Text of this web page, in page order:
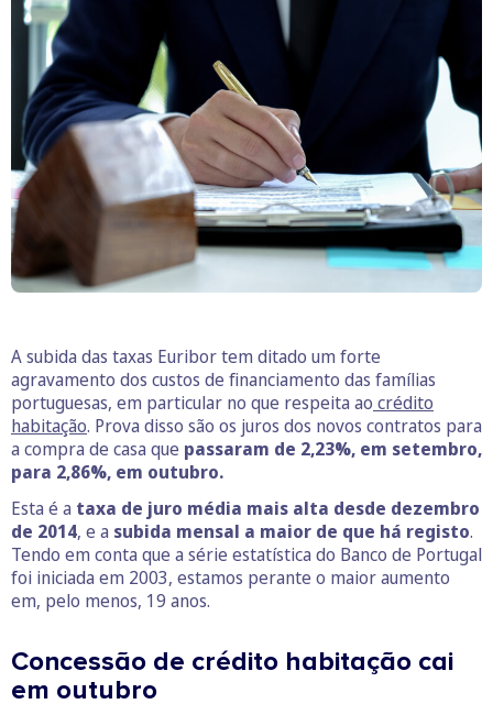
A subida das taxas Euribor tem ditado um forte
agravamento dos custos de financiamento das famílias
portuguesas, em particular no que respeita ao crédito
habitação. Prova disso são os juros dos novos contratos para
a compra de casa que passaram de 2,23%, em setembro,
para 2,86%, em outubro.
Esta é a taxa de juro média mais alta desde dezembro
de 2014, e a subida mensal a maior de que há registo.
Tendo em conta que a série estatística do Banco de Portugal
foi iniciada em 2003, estamos perante o maior aumento
em, pelo menos, 19 anos.
Concessão de crédito habitação cai
em outubro